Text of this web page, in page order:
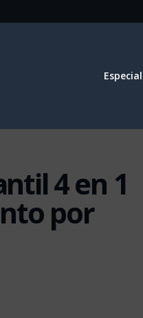
4 en 1
por